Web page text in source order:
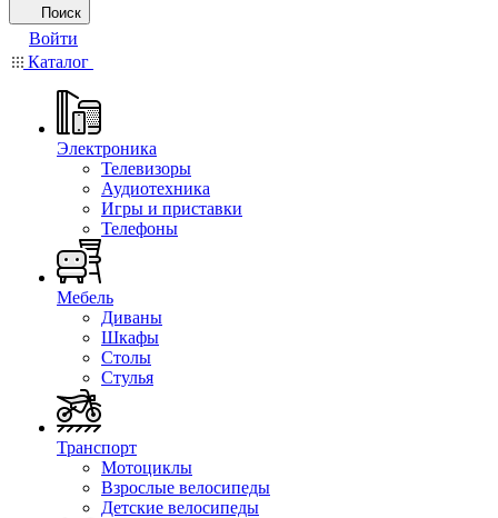
Поиск
Войти
Каталог
Электроника
Телевизоры
Аудиотехника
Игры и приставки
Телефоны
Мебель
Диваны
Шкафы
Столы
Стулья
Транспорт
Мотоциклы
Взрослые велосипеды
Детские велосипеды